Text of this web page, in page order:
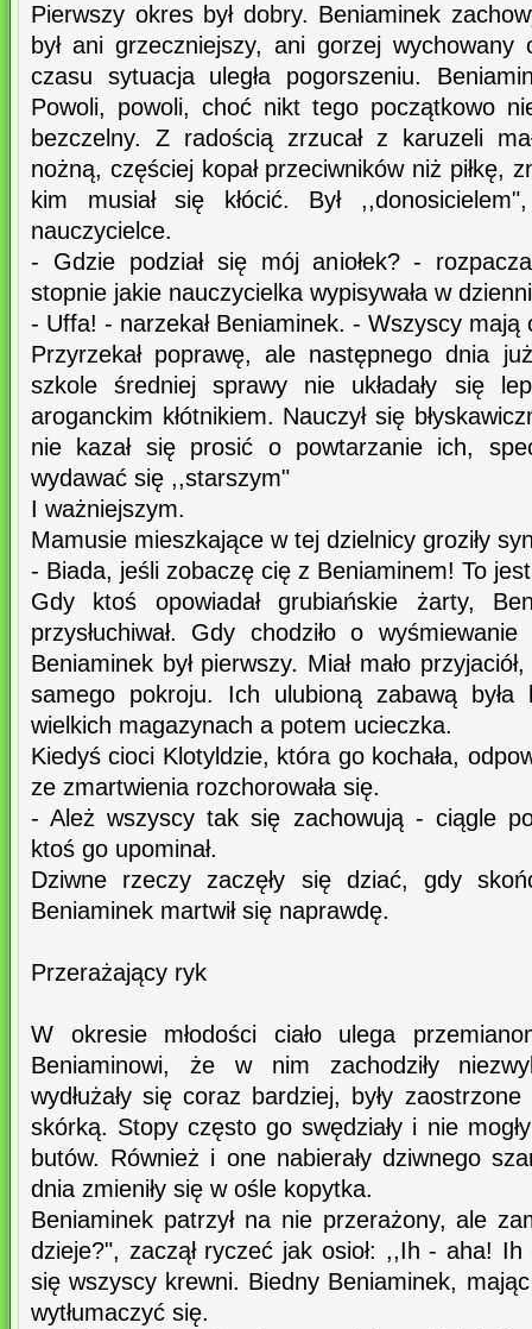
Pierwszy okres był dobry. Beniaminek
był ani grzeczniejszy, ani gorzej
czasu sytuacja uległa pogorszeniu.
Powoli, powoli, choć nikt tego początkowo
bezczelny. Z radością zrzucał z karuzeli
nożną, częściej kopał przeciwników niż piłkę,
kim musiał się kłócić. Był
nauczycielce.
- Gdzie podział się mój aniołek? -
stopnie jakie nauczycielka wypisywała w
- Uffa! - narzekał Beniaminek. - Wszyscy mają
Przyrzekał poprawę, ale następnego dnia
szkole średniej sprawy nie układały się
aroganckim kłótnikiem. Nauczył się
nie kazał się prosić o powtarzanie ich,
wydawać się ,,starszym"
I ważniejszym.
Mamusie mieszkające w tej dzielnicy groziły
- Biada, jeśli zobaczę cię z Beniaminem! To jest
Gdy ktoś opowiadał grubiańskie żarty,
przysłuchiwał. Gdy chodziło o
Beniaminek był pierwszy. Miał mało
samego pokroju. Ich ulubioną zabawą była
wielkich magazynach a potem ucieczka.
Kiedyś cioci Klotyldzie, która go kochała,
ze zmartwienia rozchorowała się.
- Ależ wszyscy tak się zachowują - ciągle
ktoś go upominał.
Dziwne rzeczy zaczęły się dziać, gdy
Beniaminek martwił się naprawdę.
Przerażający ryk
W okresie młodości ciało ulega
Beniaminowi, że w nim zachodziły
wydłużały się coraz bardziej, były
skórką. Stopy często go swędziały i nie
butów. Również i one nabierały dziwnego
dnia zmieniły się w ośle kopytka.
Beniaminek patrzył na nie przerażony, ale
dzieje?", zaczął ryczeć jak osioł: ,,Ih - aha!
się wszyscy krewni. Biedny Beniaminek,
wytłumaczyć się.